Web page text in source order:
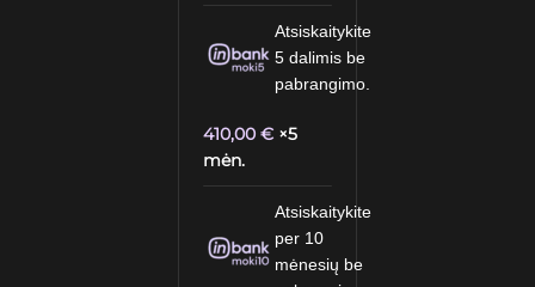
Atsiskaitykite
5 dalimis be
pabrangimo.
410,00€ ×5
mėn.
Atsiskaitykite
per 10
mėnesių be